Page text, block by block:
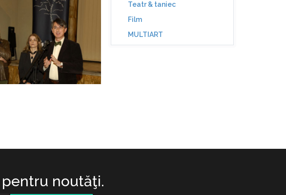
Teatr & taniec
Film
MULTIART
noutăţi.